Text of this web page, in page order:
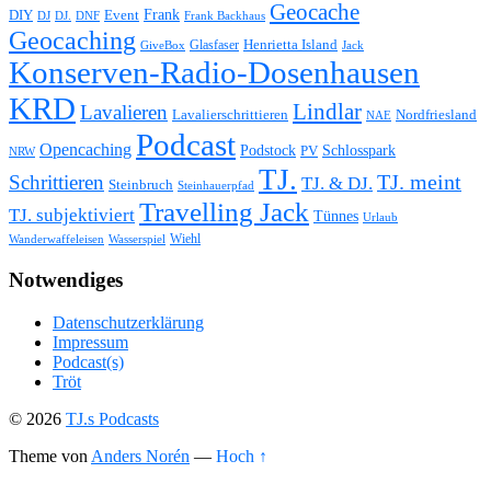
DIY DJ DJ. DNF Event Frank Frank Backhaus Geocache
Geocaching GiveBox Glasfaser Henrietta Island Jack
Konserven-Radio-Dosenhausen
KRD Lavalieren Lavalierschrittieren Lindlar NAE Nordfriesland
NRW Opencaching Podcast Podstock PV Schlosspark
Schrittieren Steinbruch Steinhauerpfad TJ. TJ. & DJ. TJ. meint
TJ. subjektiviert Travelling Jack Tünnes Urlaub
Wanderwaffeleisen Wasserspiel Wiehl
Notwendiges
Datenschutzerklärung
Impressum
Podcast(s)
Tröt
© 2026 TJ.s Podcasts
Theme von Anders Norén — Hoch ↑